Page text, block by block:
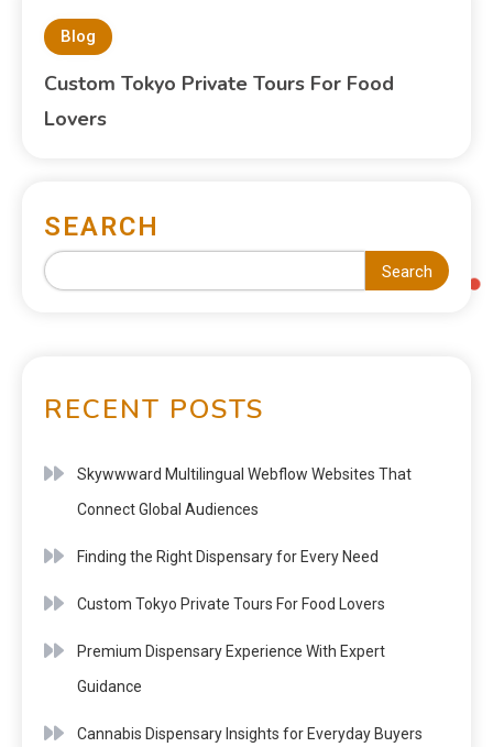
Blog
Custom Tokyo Private Tours For Food
Lovers
SEARCH
Search
RECENT POSTS
Skywwward Multilingual Webflow Websites That
Connect Global Audiences
Finding the Right Dispensary for Every Need
Custom Tokyo Private Tours For Food Lovers
Premium Dispensary Experience With Expert
Guidance
Cannabis Dispensary Insights for Everyday Buyers